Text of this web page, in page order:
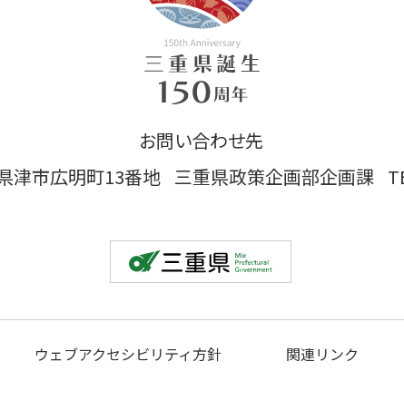
お問い合わせ先
津市広明町13番地 三重県政策企画部企画課
ウェブアクセシビリティ方針 関連リンク